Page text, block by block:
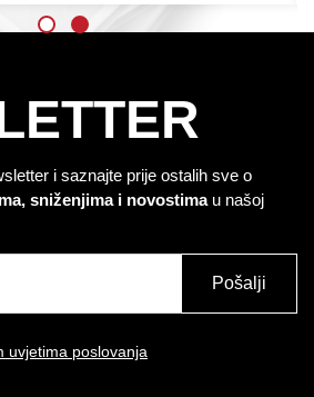
i saznajte prije ostalih sve o
sniženjima i novostimau našoj
Pošalji
uvjetima poslovanja